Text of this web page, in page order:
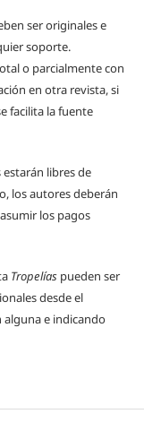
ser originales e
soporte.
o parcialmente con
en otra revista, si
facilita la fuente
estarán libres de
los autores deberán
los pagos
Tropelíaspueden ser
desde el
e indicando